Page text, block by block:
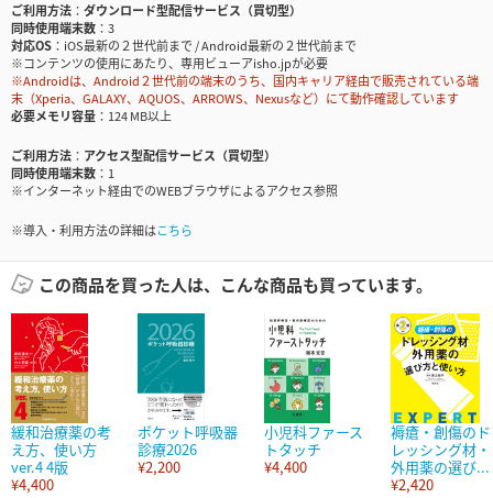
ご利用方法
ダウンロード型配信サービス（買切型）
同時使用端末数
3
対応OS
iOS最新の２世代前まで / Android最新の２世代前まで
※コンテンツの使用にあたり、専用ビューアisho.jpが必要
※Androidは、Android２世代前の端末のうち、国内キャリア経由で販売されている端
末（Xperia、GALAXY、AQUOS、ARROWS、Nexusなど）にて動作確認しています
必要メモリ容量
124 MB以上
ご利用方法
アクセス型配信サービス（買切型）
同時使用端末数
1
※インターネット経由でのWEBブラウザによるアクセス参照
※導入・利用方法の詳細はこちら
この商品を買った人は、こんな商品も買っています。
緩和治療薬の考
え方、使い方
ver.4 4版
¥4,400
ポケット呼吸器
診療2026
¥2,200
小児科ファース
トタッチ
¥4,400
褥瘡・創傷のド
レッシング材・
外用薬の選び...
¥2,420